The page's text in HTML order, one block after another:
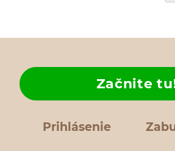
Prihlásenie
Začnite